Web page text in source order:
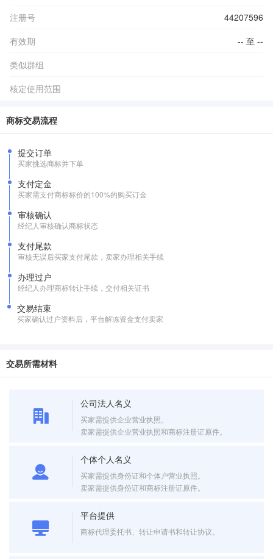
注册号
44207596
有效期
-- 至 --
类似群组
核定使用范围
商标交易流程
提交订单
买家挑选商标并下单
支付定金
买家需支付商标标价的100%的购买订金
审核确认
经纪人审核确认商标状态
支付尾款
审核无误后买家支付尾款，卖家办理相关手续
办理过户
经纪人办理商标转让手续，交付相关证书
交易结束
买家确认过户资料后，平台解冻资金支付卖家
交易所需材料
公司法人名义
买家需提供企业营业执照。
卖家需提供企业营业执照和商标注册证原件。
个体个人名义
买家需提供身份证和个体户营业执照。
卖家需提供身份证和商标注册证原件。
平台提供
商标代理委托书、转让申请书和转让协议。